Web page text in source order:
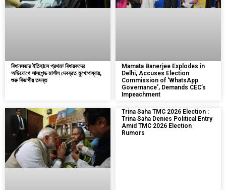
বিধানসভার ইতিহাসে প্রথম! বিধায়কদের
অভিযোগে সাসপেন্ড মার্শাল দেবব্রত মুখোপাধ্যায়,
শুরু বিভাগীয় তদন্ত
Mamata Banerjee Explodes in
Delhi, Accuses Election
Commission of ‘WhatsApp
Governance’, Demands CEC’s
Impeachment
Trina Saha TMC 2026 Election :
Trina Saha Denies Political Entry
Amid TMC 2026 Election
Rumors